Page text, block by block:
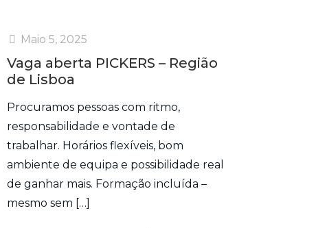
Maio 5, 2025
Vaga aberta PICKERS – Região
de Lisboa
Procuramos pessoas com ritmo,
responsabilidade e vontade de
trabalhar. Horários flexíveis, bom
ambiente de equipa e possibilidade real
de ganhar mais. Formação incluída –
mesmo sem […]